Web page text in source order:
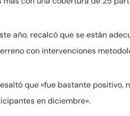
año, recalcó que se están
con intervenciones
que «fue bastante
en diciembre».